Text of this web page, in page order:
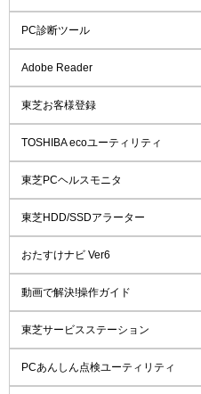
PC診断ツール
Adobe Reader
東芝お客様登録
TOSHIBA ecoユーティリティ
東芝PCヘルスモニタ
東芝HDD/SSDアラーター
おたすけナビ Ver6
動画で解決!操作ガイド
東芝サービスステーション
PCあんしん点検ユーティリティ